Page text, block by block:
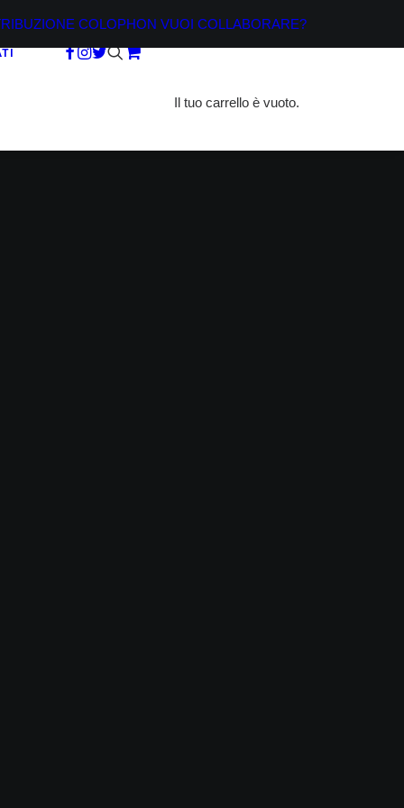
COLOPHON VUOI COLLABORARE?
Il tuo carrello è vuoto.